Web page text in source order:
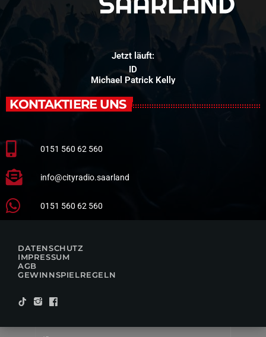
Jetzt läuft:
ID
Michael Patrick Kelly
KONTAKTIERE UNS
0151 560 62 560
info@cityradio.saarland
0151 560 62 560
DATENSCHUTZ
IMPRESSUM
AGB
GEWINNSPIELREGELN